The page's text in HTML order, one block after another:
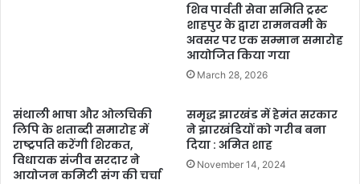
शिव पार्वती सेवा समिति ट्रस्ट
शाहपुर के द्वारा रामनवमी के
अवसर पर एक सम्मान समारोह
आयोजित किया गया
March 28, 2026
संथाली भाषा और ओलचिकी
लिपि के शताब्दी समारोह में
राष्ट्रपति करेंगी शिरकत,
विधायक संजीव सरदार ने
आयोजन कमिटी संग की चर्चा
समृद्ध झारखंड में हेमंत सरकार
ने झारखंडियों को गरीब बना
दिया : अमित शाह
November 14, 2024